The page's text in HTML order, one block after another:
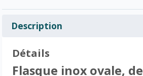
Description
Détails
Flasque inox ovale, de